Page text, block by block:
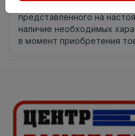
представленного на
наличие необходимых
в момент приобретения